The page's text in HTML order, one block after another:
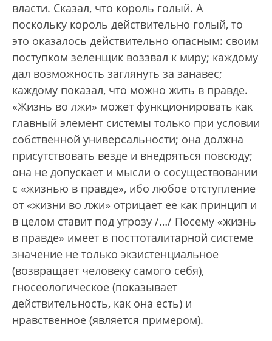
власти. Сказал, что король голый. А
поскольку король действительно голый, то
это оказалось действительно опасным: своим
поступком зеленщик воззвал к миру; каждому
дал возможность заглянуть за занавес;
каждому показал, что можно жить в правде.
«Жизнь во лжи» может функционировать как
главный элемент системы только при условии
собственной универсальности; она должна
присутствовать везде и внедряться повсюду;
она не допускает и мысли о сосуществовании
с «жизнью в правде», ибо любое отступление
от «жизни во лжи» отрицает ее как принцип и
в целом ставит под угрозу /…/ Посему «жизнь
в правде» имеет в посттоталитарной системе
значение не только экзистенциальное
(возвращает человеку самого себя),
гносеологическое (показывает
действительность, как она есть) и
нравственное (является примером).